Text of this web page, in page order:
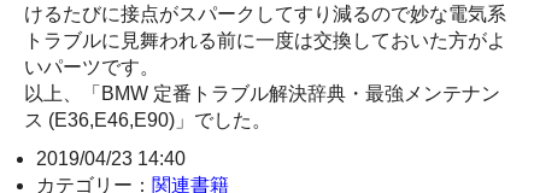
けるたびに接点がスパークしてすり減るので妙な電気系
トラブルに見舞われる前に一度は交換しておいた方がよ
いパーツです。
以上、「BMW 定番トラブル解決辞典・最強メンテナン
ス (E36,E46,E90)」でした。
2019/04/23 14:40
カテゴリー： 関連書籍